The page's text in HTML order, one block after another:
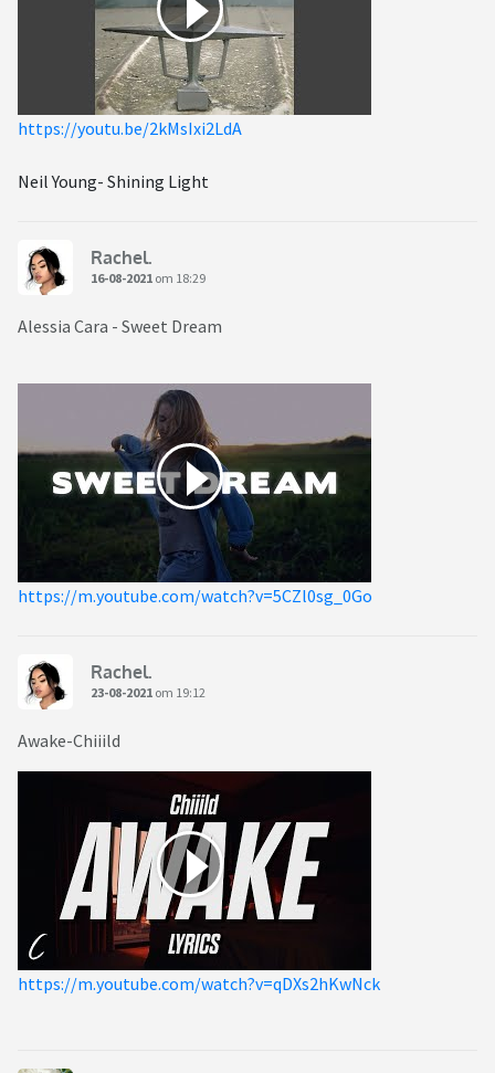
https://youtu.be/2kMsIxi2LdA
Neil Young- Shining Light
Rachel.
16-08-2021 om 18:29
Alessia Cara - Sweet Dream
https://m.youtube.com/watch?v=5CZl0sg_0Go
Rachel.
23-08-2021 om 19:12
Awake-Chiiild
https://m.youtube.com/watch?v=qDXs2hKwNck